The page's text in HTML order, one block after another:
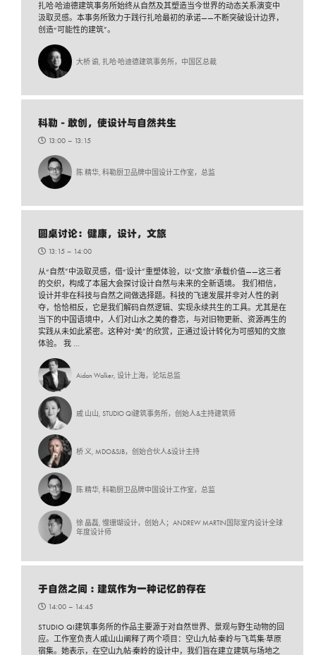
扎哈·哈迪德建筑事务所始终从自然及其塑造当今世界的动态关系演变中
汲取灵感。本事务所致力于践行扎哈最初的承诺——不断突破设计边界，
创造“可能性的建筑”。
大桥 谕, 扎哈·哈迪德建筑事务所，中国区总裁
科勒 - 敢创，使设计与自然共生
13:00 – 13:15
陈 精华, 科勒厨卫品牌中国设计工作室，总监
圆桌讨论：健康，设计，文旅
13:15 – 14:00
从“自然”中汲取灵感，借“设计”重塑体验，以“文旅”承载价值——这三者
的交织，构成了本届大会探讨设计自然与未来的全新语境。 我们相信，
设计并非在科技与自然之间做选择题。科技的飞速发展并非对人性的剥
夺，恰恰相反，它是我们解码自然逻辑、实现永续共生的工具。尤其是在
当下的中国语境中，人们对山水之美的眷恋，与对旧物更新、资源再生的
实践从未如此紧密。这种对“美”的欣赏，正通过设计转化为可感知的文旅
体验。 我 ...
Aidan Walker, 设计上海，论坛总监
戚 山山, STUDIO QI建筑事务所，创始人&主持建筑师
桥 义, MDO&SJB，创始合伙人&设计主持
陈 精华, 科勒厨卫品牌中国设计工作室，总监
徐 晶磊, 慢珊瑚设计，创始人；ANDREW MARTIN国际室内设计全球
年度设计师
于自然之间 : 建筑作为一种记忆的存在
14:00 – 14:45
STUDIO QI建筑事务所的作品主要源于对自然世界、景观与野生动物的回
应。工作室负责人戚山山阐释了两个项目：空山九帖·秦岭与飞茑集·草原
宿集。她表示，在空山九帖·秦岭的设计中，我们旨在建立建筑与场地之